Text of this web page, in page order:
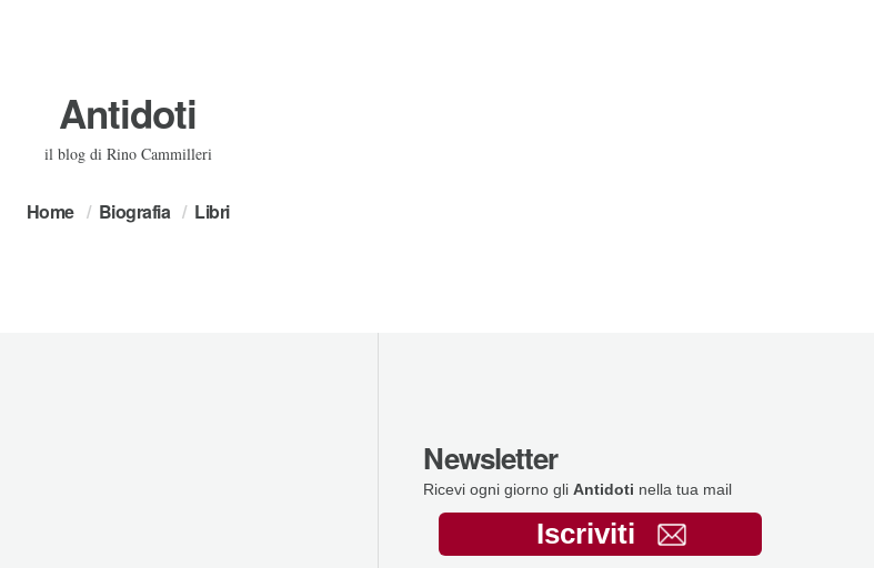
Antidoti
il blog di Rino Cammilleri
Home Biografia Libri
Newsletter
Ricevi ogni giorno gli Antidoti nella tua mail
Iscriviti